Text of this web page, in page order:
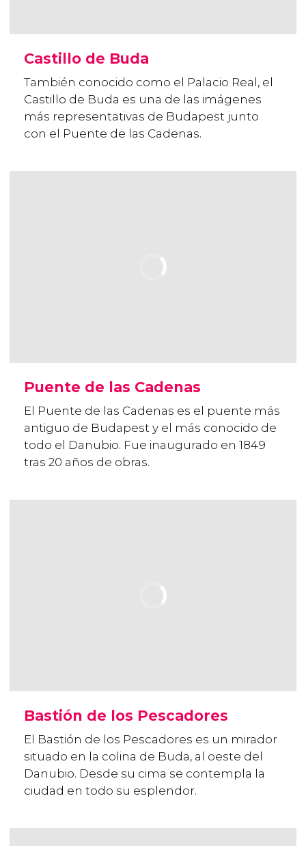
Castillo de Buda
También conocido como el Palacio Real, el
Castillo de Buda es una de las imágenes
más representativas de Budapest junto
con el Puente de las Cadenas.
Puente de las Cadenas
El Puente de las Cadenas es el puente más
antiguo de Budapest y el más conocido de
todo el Danubio. Fue inaugurado en 1849
tras 20 años de obras.
Bastión de los Pescadores
El Bastión de los Pescadores es un mirador
situado en la colina de Buda, al oeste del
Danubio. Desde su cima se contempla la
ciudad en todo su esplendor.